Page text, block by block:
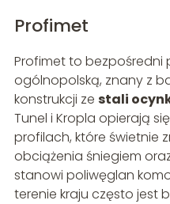
Profimet
Profimet to bezpośredni
ogólnopolską, znany z
konstrukcji ze stali
Tunel i Kropla opierają
profilach, które świetnie
obciążenia śniegiem
stanowi poliwęglan
terenie kraju często jest